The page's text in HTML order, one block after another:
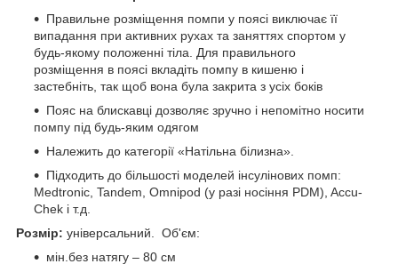
Правильне розміщення помпи у поясі виключає її
випадання при активних рухах та заняттях спортом у
будь-якому положенні тіла. Для правильного
розміщення в поясі вкладіть помпу в кишеню і
застебніть, так щоб вона була закрита з усіх боків
Пояс на блискавці дозволяє зручно і непомітно носити
помпу під будь-яким одягом
Належить до категорії «Натільна білизна».
Підходить до більшості моделей інсулінових помп:
Medtronic, Tandem, Omnipod (у разі носіння PDM), Accu-
Chek і т.д.
Розмір: універсальний.
Об'єм:
мін.без натягу – 80 см